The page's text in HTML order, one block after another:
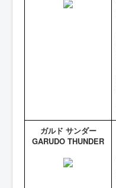
ガルド サンダー
GARUDO THUNDER